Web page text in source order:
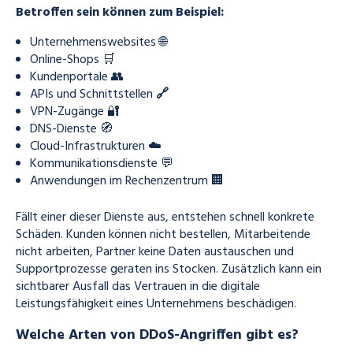
Betroffen sein können zum Beispiel:
Unternehmenswebsites 🌐
Online-Shops 🛒
Kundenportale 👥
APIs und Schnittstellen 🔗
VPN-Zugänge 🔐
DNS-Dienste 🧭
Cloud-Infrastrukturen ☁️
Kommunikationsdienste 💬
Anwendungen im Rechenzentrum 🏢
Fällt einer dieser Dienste aus, entstehen schnell konkrete
Schäden. Kunden können nicht bestellen, Mitarbeitende
nicht arbeiten, Partner keine Daten austauschen und
Supportprozesse geraten ins Stocken. Zusätzlich kann ein
sichtbarer Ausfall das Vertrauen in die digitale
Leistungsfähigkeit eines Unternehmens beschädigen.
Welche Arten von DDoS-Angriffen gibt es?